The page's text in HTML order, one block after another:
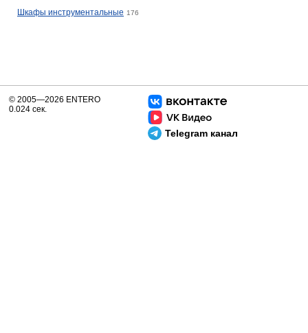
Шкафы инструментальные 176
Telegram канал
© 2005—2026 ENTERO
0.024 сек.